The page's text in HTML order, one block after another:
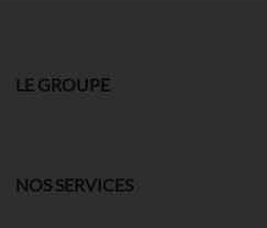
LE GROUPE
NOS SERVICES